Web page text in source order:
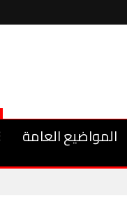
المواضيع العامة